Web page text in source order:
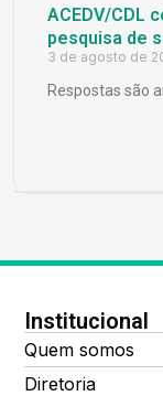
ACEDV/CDL
pesquisa de
3 de agosto de
Respostas são
Institucional
Quem somos
Diretoria